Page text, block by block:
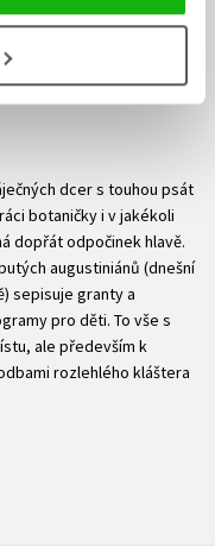
dcer s touhou psát
botaničky i v jakékoli
dopřát odpočinek hlavě.
augustiniánů (dnešní
sepisuje granty a
pro děti. To vše s
ale především k
rozlehlého kláštera